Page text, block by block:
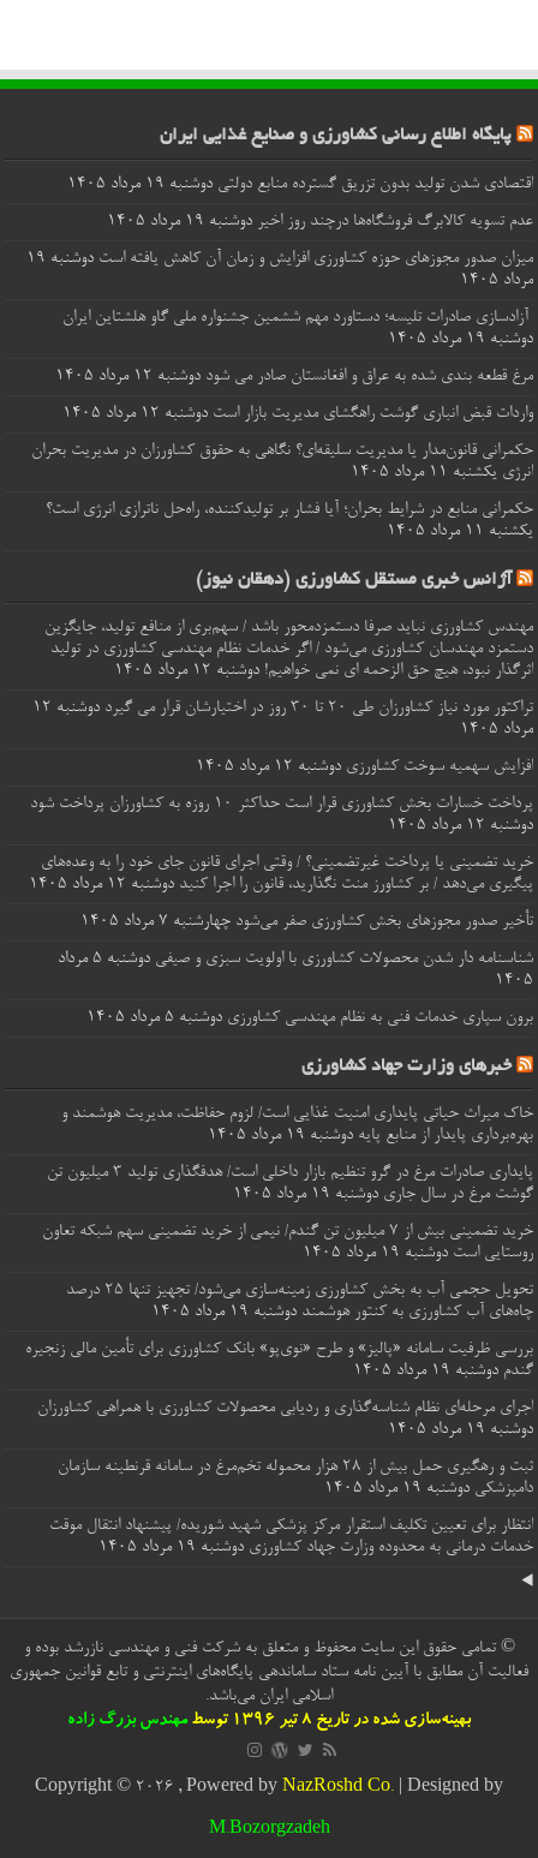
پایگاه اطلاع رسانی کشاورزی و صنایع غذایی ایران
اقتصادی شدن تولید بدون تزریق گسترده منابع دولتی دوشنبه ۱۹ مرداد ۱۴۰۵
عدم تسویه کالابرگ فروشگاه‌ها درچند روز اخیر دوشنبه ۱۹ مرداد ۱۴۰۵
میزان صدور مجوزهای حوزه کشاورزی افزایش و زمان آن کاهش یافته است
دوشنبه ۱۹
مرداد ۱۴۰۵
آزادسازی صادرات تلیسه؛ دستاورد مهم ششمین جشنواره ملی گاو هلشتاین ایران
دوشنبه ۱۹ مرداد ۱۴۰۵
مرغ قطعه‌ بندی شده به عراق و افغانستان صادر می شود دوشنبه ۱۲ مرداد ۱۴۰۵
واردات قبض‌ انباری گوشت راهگشای مدیریت بازار است دوشنبه ۱۲ مرداد ۱۴۰۵
حکمرانی قانون‌مدار یا مدیریت سلیقه‌ای؟ نگاهی به حقوق کشاورزان در مدیریت بحران
انرژی یکشنبه ۱۱ مرداد ۱۴۰۵
حکمرانی منابع در شرایط بحران؛ آیا فشار بر تولیدکننده، راه‌حل ناترازی انرژی است؟
یکشنبه ۱۱ مرداد ۱۴۰۵
آژانس خبری مستقل کشاورزی (دهقان نیوز)
مهندس کشاورزی نباید صرفا دستمزدمحور باشد / سهم‌بری از منافع تولید، جایگزین
دستمزد مهندسان کشاورزی می‌شود / اگر خدمات نظام مهندسی کشاورزی در تولید
اثرگذار نبود، هیچ حق الزحمه ای نمی خواهیم! دوشنبه ۱۲ مرداد ۱۴۰۵
تراکتور مورد نیاز کشاورزان طی ۲۰ تا ۳۰ روز در اختیارشان قرار می گیرد
دوشنبه ۱۲
مرداد ۱۴۰۵
افزایش سهمیه سوخت کشاورزی دوشنبه ۱۲ مرداد ۱۴۰۵
پرداخت خسارات‌ بخش کشاورزی قرار است حداکثر ۱۰ روزه به کشاورزان پرداخت شود
دوشنبه ۱۲ مرداد ۱۴۰۵
خرید تضمینی یا پرداخت غیرتضمینی؟ / وقتی اجرای قانون جای خود را به وعده‌های
پیگیری می‌دهد / بر کشاورز منت نگذارید، قانون را اجرا کنید دوشنبه ۱۲ مرداد ۱۴۰۵
تأخیر صدور مجوزهای بخش کشاورزی صفر می‌شود چهارشنبه ۷ مرداد ۱۴۰۵
شناسنامه‌ دار شدن محصولات کشاورزی با اولویت سبزی و صیفی
دوشنبه ۵ مرداد
۱۴۰۵
برون‌ سپاری خدمات فنی به نظام مهندسی کشاورزی دوشنبه ۵ مرداد ۱۴۰۵
خبرهای وزارت جهاد کشاورزی
خاک میراث حیاتی پایداری امنیت غذایی است/ لزوم حفاظت، مدیریت هوشمند و
بهره‌برداری پایدار از منابع پایه دوشنبه ۱۹ مرداد ۱۴۰۵
پایداری صادرات مرغ در گرو تنظیم بازار داخلی است/ هدفگذاری تولید ۳ میلیون تن
گوشت مرغ در سال جاری دوشنبه ۱۹ مرداد ۱۴۰۵
خرید تضمینی بیش از ۷ میلیون تن گندم/ نیمی از خرید تضمینی سهم شبکه تعاون
روستایی است دوشنبه ۱۹ مرداد ۱۴۰۵
تحویل حجمی آب به بخش کشاورزی زمینه‌سازی می‌شود/ تجهیز تنها 25 درصد
چاه‌های آب کشاورزی به کنتور هوشمند دوشنبه ۱۹ مرداد ۱۴۰۵
بررسی ظرفیت سامانه «پالیز» و طرح «نوی‌پو» بانک کشاورزی برای تأمین مالی زنجیره
گندم دوشنبه ۱۹ مرداد ۱۴۰۵
اجرای مرحله‌ای نظام شناسه‌گذاری و ردیابی محصولات کشاورزی با همراهی کشاورزان
دوشنبه ۱۹ مرداد ۱۴۰۵
ثبت و رهگیری حمل بیش از ۲۸ هزار محموله تخم‌مرغ در سامانه قرنطینه سازمان
دامپزشکی دوشنبه ۱۹ مرداد ۱۴۰۵
انتظار برای تعیین تکلیف استقرار مرکز پزشکی شهید شوریده/ پیشنهاد انتقال موقت
خدمات درمانی به محدوده وزارت جهاد کشاورزی دوشنبه ۱۹ مرداد ۱۴۰۵
© تمامی حقوق این سایت محفوظ و متعلق به شرکت فنی و مهندسی نازرشد بوده و
فعالیت آن مطابق با آیین نامه ستاد ساماندهی پایگاه‌های اینترنتی و تابع قوانین جمهوری
اسلامی ایران می‌باشد.
بهینه‌سازی شده در تاریخ 8 تیر 1396 توسط
مهندس بزرگ زاده
Copyright © 2026 , Powered byNazRoshd Co. | Designed by
M.Bozorgzadeh